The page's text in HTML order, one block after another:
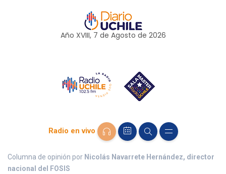
Año XVIII, 7 de Agosto de 2026
Radio en vivo
Columna de opinión por Nicolás Navarrete Hernández, director
nacional del FOSIS